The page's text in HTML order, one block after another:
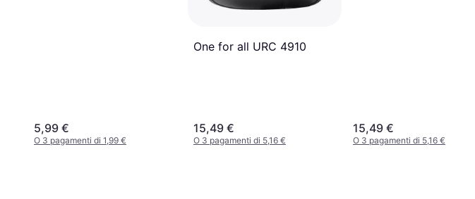
5,99 €
O 3 pagamenti di 1,99 €
One for all URC 4910
15,49 €
O 3 pagamenti di 5,16 €
15,49 €
O 3 pagamenti di 5,16 €